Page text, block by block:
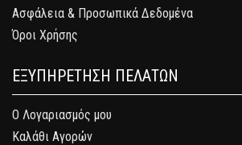
Ασφάλεια & Προσωπικά Δεδομένα
Όροι Χρήσης
ΕΞΥΠΗΡΕΤΗΣΗ ΠΕΛΑΤΩΝ
Ο Λογαριασμός μου
Καλάθι Αγορών